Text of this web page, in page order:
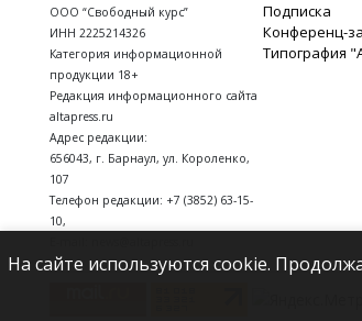
ООО “Свободный курс”
ИНН 2225214326
Категория информационной
продукции 18+
Редакция информационного сайта
altapress.ru
Адрес редакции:
656043, г. Барнаул, ул. Короленко,
107
Телефон редакции: +7 (3852) 63-15-
10,
Подписка
Конференц-
Типография
На сайте используются cookie.